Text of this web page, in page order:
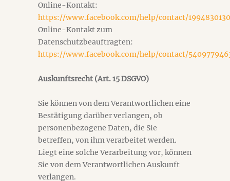
Online-Kontakt:
https://www.facebook.com/help/contact/
Online-Kontakt zum
Datenschutzbeauftragten:
https://www.facebook.com/help/contact/
Auskunftsrecht (Art. 15 DSGVO)
Sie können von dem Verantwortlichen eine
Bestätigung darüber verlangen, ob
personenbezogene Daten, die Sie
betreffen, von ihm verarbeitet werden.
Liegt eine solche Verarbeitung vor, können
Sie von dem Verantwortlichen Auskunft
verlangen.